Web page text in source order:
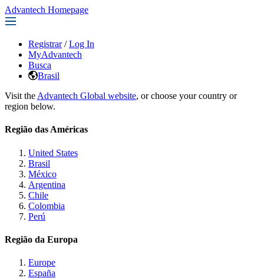
Advantech Homepage
Registrar / Log In
MyAdvantech
Busca
Brasil
Visit the Advantech Global website, or choose your country or
region below.
Região das Américas
United States
Brasil
México
Argentina
Chile
Colombia
Perú
Região da Europa
Europe
España